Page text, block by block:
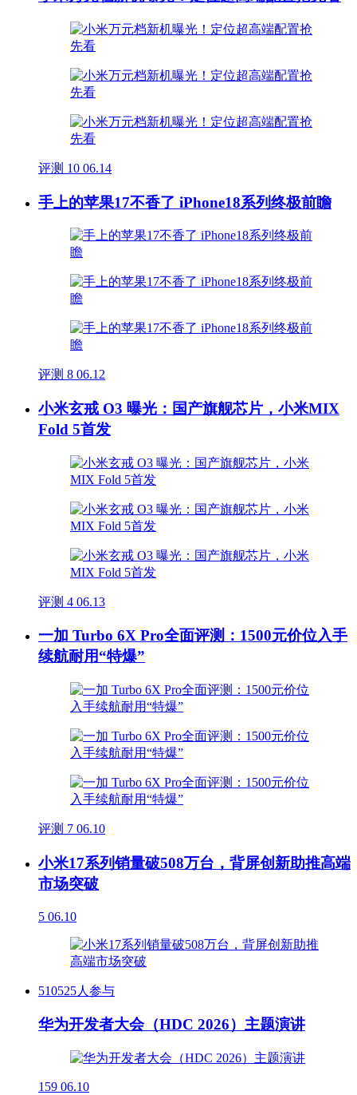
评测 10 06.14
手上的苹果17不香了 iPhone18系列终极前瞻
评测 8 06.12
小米玄戒 O3 曝光：国产旗舰芯片，小米MIX
Fold 5首发
评测 4 06.13
一加 Turbo 6X Pro全面评测：1500元价位入手
续航耐用“特爆”
评测 7 06.10
小米17系列销量破508万台，背屏创新助推高端
市场突破
5 06.10
510525人参与
华为开发者大会（HDC 2026）主题演讲
159 06.10